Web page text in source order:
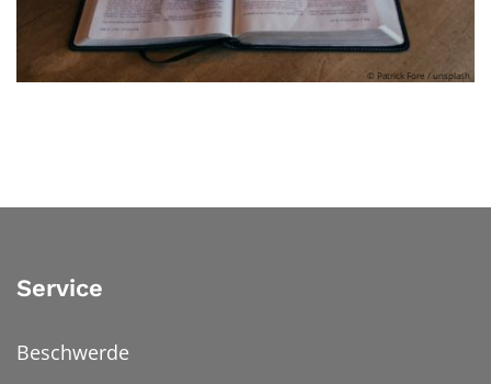
© Patrick Fore / unsplash
Service
Beschwerde